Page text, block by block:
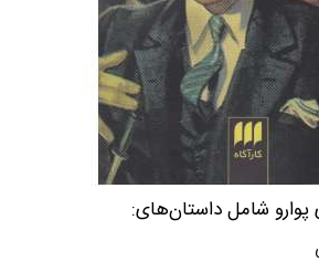
شامل داستان‌های: